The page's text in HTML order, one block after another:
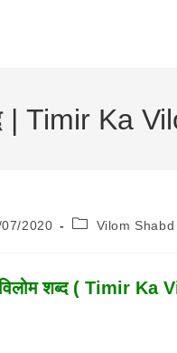
| Timir Ka
2020
PostVilom Shabd
विलोम शब्द ( Timir Ka